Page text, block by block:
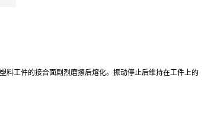
工件的接合面剧烈磨擦后熔化。振动停止后维持在工件上的